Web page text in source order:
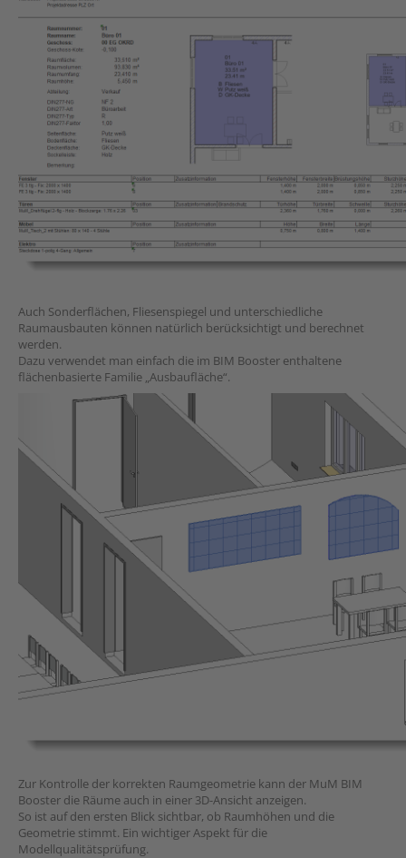
Auch Sonderflächen, Fliesenspiegel und unterschiedliche
Raumausbauten können natürlich berücksichtigt und berechnet
werden.
Dazu verwendet man einfach die im BIM Booster enthaltene
flächenbasierte Familie „Ausbaufläche“.
Zur Kontrolle der korrekten Raumgeometrie kann der MuM BIM
Booster die Räume auch in einer 3D-Ansicht anzeigen.
So ist auf den ersten Blick sichtbar, ob Raumhöhen und die
Geometrie stimmt. Ein wichtiger Aspekt für die
Modellqualitätsprüfung.